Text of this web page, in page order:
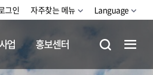
그인 자주찾는 메뉴 Language
업 홍보센터